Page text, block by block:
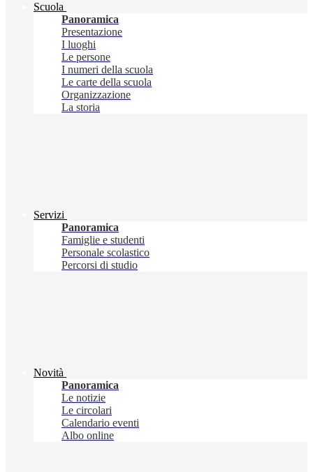
Scuola
Panoramica
Presentazione
I luoghi
Le persone
I numeri della scuola
Le carte della scuola
Organizzazione
La storia
Servizi
Panoramica
Famiglie e studenti
Personale scolastico
Percorsi di studio
Novità
Panoramica
Le notizie
Le circolari
Calendario eventi
Albo online